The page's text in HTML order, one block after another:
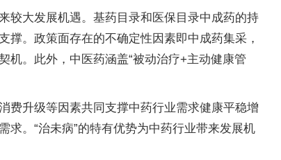
较大发展机遇。基药目录和医保目录中成药的持
。政策面存在的不确定性因素即中成药集采，
机。此外，中医药涵盖“被动治疗+主动健康管
费升级等因素共同支撑中药行业需求健康平稳增
。“治未病”的特有优势为中药行业带来发展机